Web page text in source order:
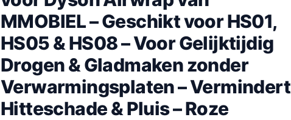
MMOBIEL – Geschikt voor HS01,
HS05 & HS08 – Voor Gelijktijdig
Drogen & Gladmaken zonder
Verwarmingsplaten – Vermindert
Hitteschade & Pluis – Roze